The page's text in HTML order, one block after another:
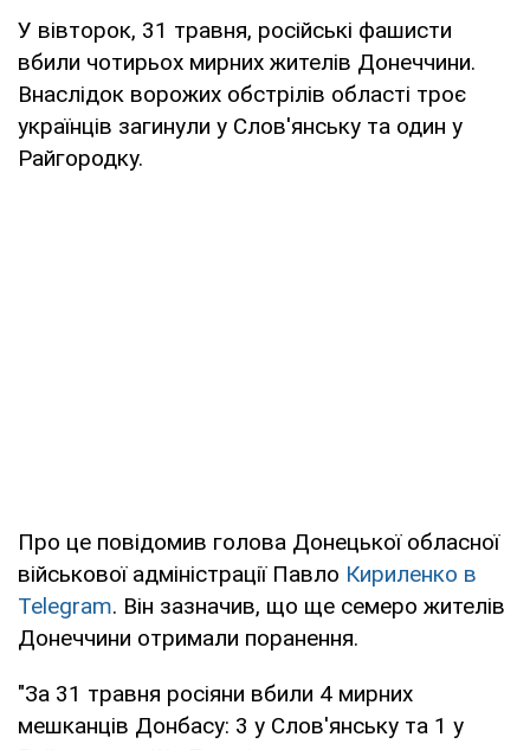
У вівторок, 31 травня, російські фашисти
вбили чотирьох мирних жителів Донеччини.
Внаслідок ворожих обстрілів області троє
українців загинули у Слов'янську та один у
Райгородку.
Про це повідомив голова Донецької обласної
військової адміністрації Павло Кириленко в
Telegram. Він зазначив, що ще семеро жителів
Донеччини отримали поранення.
"За 31 травня росіяни вбили 4 мирних
мешканців Донбасу: 3 у Слов'янську та 1 у